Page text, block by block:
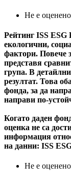
Не е оценено
Рейтинг ISS ESG
екологични,
фактори. Повече
представя
група. В
резултат. Това
фонда, за да
направи по-
Когато даден
оценка не са
информация
на данни: ISS
Не е оценено